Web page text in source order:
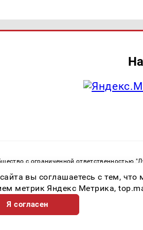
с ограниченной ответственностью
связи, информационных технологий и
СМИ ЭЛ № ФС 77 - 82534 от 21.01.2022
вы соглашаетесь с тем,
метрик Яндекс Метрика,
Я согласен